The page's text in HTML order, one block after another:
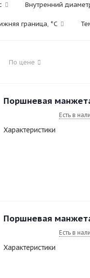
Внутренний
граница, °C
По цене
Поршневая
Есть в
Характеристики
Поршневая
Есть в
Характеристики